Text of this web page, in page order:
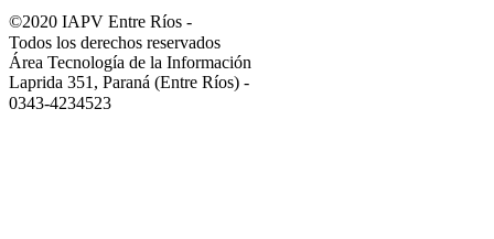
©2020 IAPV Entre Ríos -
Todos los derechos reservados
Área Tecnología de la Información
Laprida 351, Paraná (Entre Ríos) -
0343-4234523